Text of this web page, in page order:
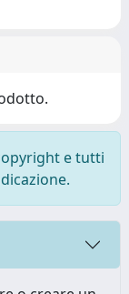
e tutti